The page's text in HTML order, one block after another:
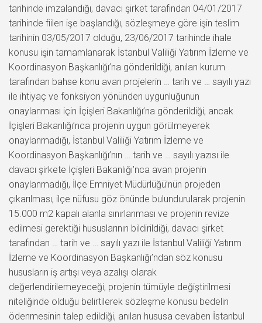
tarihinde imzalandığı, davacı şirket tarafından 04/01/2017
tarihinde fiilen işe başlandığı, sözleşmeye göre işin teslim
tarihinin 03/05/2017 olduğu, 23/06/2017 tarihinde ihale
konusu işin tamamlanarak İstanbul Valiliği Yatırım İzleme ve
Koordinasyon Başkanlığı’na gönderildiği, anılan kurum
tarafından bahse konu avan projelerin … tarih ve … sayılı yazı
ile ihtiyaç ve fonksiyon yönünden uygunluğunun
onaylanması için İçişleri Bakanlığı’na gönderildiği, ancak
İçişleri Bakanlığı’nca projenin uygun görülmeyerek
onaylanmadığı, İstanbul Valiliği Yatırım İzleme ve
Koordinasyon Başkanlığı’nın … tarih ve … sayılı yazısı ile
davacı şirkete İçişleri Bakanlığı’nca avan projenin
onaylanmadığı, İlçe Emniyet Müdürlüğü’nün projeden
çıkarılması, ilçe nüfusu göz önünde bulundurularak projenin
15.000 m2 kapalı alanla sınırlanması ve projenin revize
edilmesi gerektiği hususlarının bildirildiği, davacı şirket
tarafından … tarih ve … sayılı yazı ile İstanbul Valiliği Yatırım
İzleme ve Koordinasyon Başkanlığı’ndan söz konusu
hususların iş artışı veya azalışı olarak
değerlendirilemeyeceği, projenin tümüyle değiştirilmesi
niteliğinde olduğu belirtilerek sözleşme konusu bedelin
ödenmesinin talep edildiği, anılan hususa cevaben İstanbul